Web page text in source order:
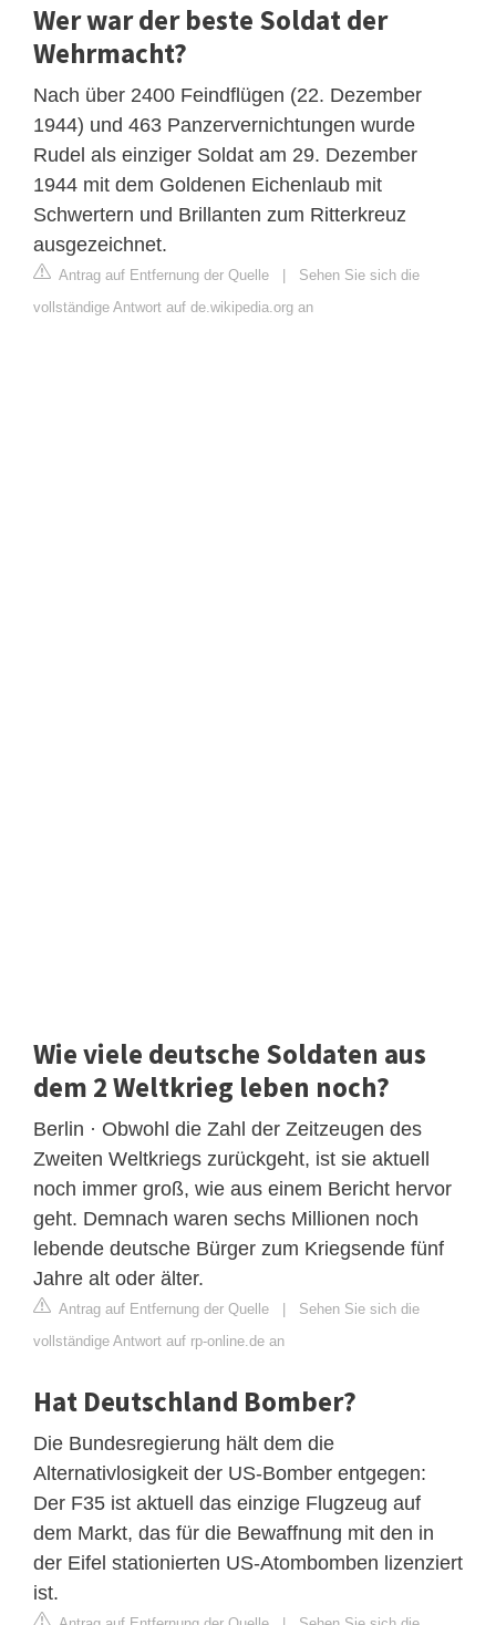
Wer war der beste Soldat der
Wehrmacht?
Nach über 2400 Feindflügen (22. Dezember
1944) und 463 Panzervernichtungen wurde
Rudel als einziger Soldat am 29. Dezember
1944 mit dem Goldenen Eichenlaub mit
Schwertern und Brillanten zum Ritterkreuz
ausgezeichnet.
Antrag auf Entfernung der Quelle | Sehen Sie sich die
vollständige Antwort auf de.wikipedia.org an
Wie viele deutsche Soldaten aus
dem 2 Weltkrieg leben noch?
Berlin · Obwohl die Zahl der Zeitzeugen des
Zweiten Weltkriegs zurückgeht, ist sie aktuell
noch immer groß, wie aus einem Bericht hervor
geht. Demnach waren sechs Millionen noch
lebende deutsche Bürger zum Kriegsende fünf
Jahre alt oder älter.
Antrag auf Entfernung der Quelle | Sehen Sie sich die
vollständige Antwort auf rp-online.de an
Hat Deutschland Bomber?
Die Bundesregierung hält dem die
Alternativlosigkeit der US-Bomber entgegen:
Der F35 ist aktuell das einzige Flugzeug auf
dem Markt, das für die Bewaffnung mit den in
der Eifel stationierten US-Atombomben lizenziert
ist.